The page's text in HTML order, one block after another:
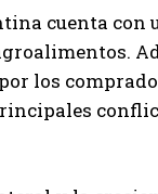
cuenta con
los